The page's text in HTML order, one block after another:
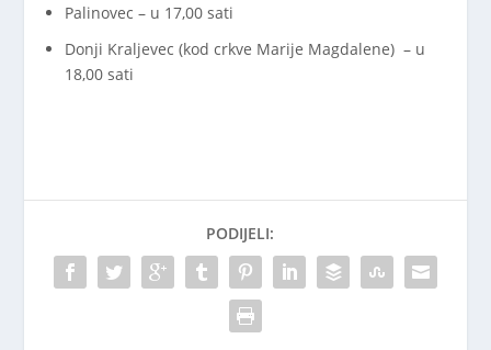
Palinovec – u 17,00 sati
Donji Kraljevec (kod crkve Marije Magdalene) – u
18,00 sati
PODIJELI: